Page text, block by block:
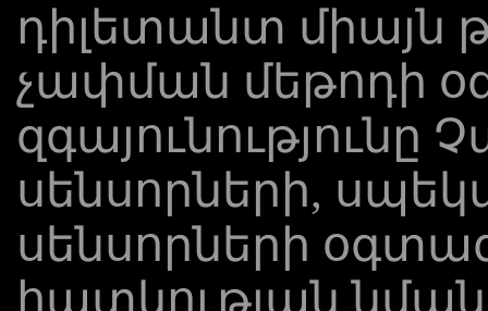
​​դիլետանտ միայն
չափման մեթոդի
զգայունությունը
սենսորների,
սենսորների
հատկության